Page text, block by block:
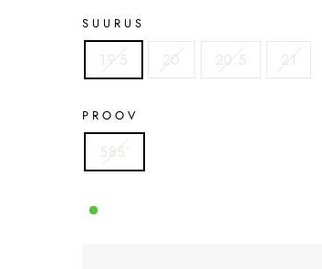
SUURUS
19.5 20 20.5 21
PROOV
585°